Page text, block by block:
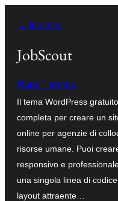
contenuto
← Indietro
JobScout
Rara Themes
Il tema WordPress
completa per creare un
online per agenzie di
risorse umane. Puoi
responsivo e
una singola linea di
layout attraente…